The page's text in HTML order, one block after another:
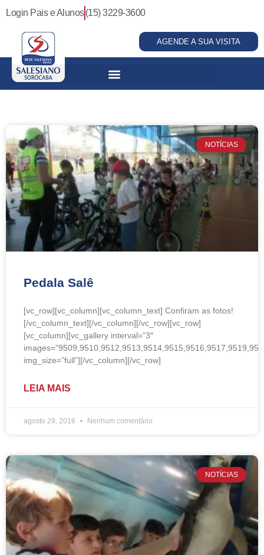
Login Pais e Alunos (15) 3229-3600
AGENDE A SUA VISITA
NOTÍCIAS
Pedala Salê
[vc_row][vc_column][vc_column_text] Confiram as fotos!
[/vc_column_text][/vc_column][/vc_row][vc_row]
[vc_column][vc_gallery interval=”3″
img_size=”full”][/vc_column][/vc_row]
LEIA MAIS
agosto 29, 2016 Nenhum comentário
NOTÍCIAS